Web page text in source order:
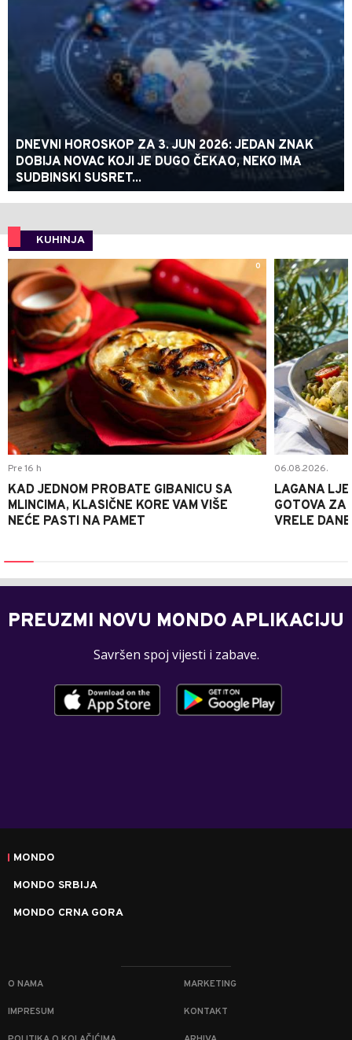
DNEVNI HOROSKOP ZA 3. JUN 2026: JEDAN ZNAK
DOBIJA NOVAC KOJI JE DUGO ČEKAO, NEKO IMA
SUDBINSKI SUSRET...
KUHINJA
0
Pre 16 h
KAD JEDNOM PROBATE GIBANICU SA
MLINCIMA, KLASIČNE KORE VAM VIŠE
NEĆE PASTI NA PAMET
06.08.2026.
LAGANA
GOTOVA ZA
VRELE DANE
PREUZMI NOVU MONDO APLIKACIJU
Savršen spoj vijesti i zabave.
MONDO
MONDO SRBIJA
MONDO CRNA GORA
O NAMA MARKETING
IMPRESUM KONTAKT